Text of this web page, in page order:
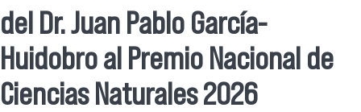
del Dr. Juan Pablo García-
Huidobro al Premio Nacional de
Ciencias Naturales 2026